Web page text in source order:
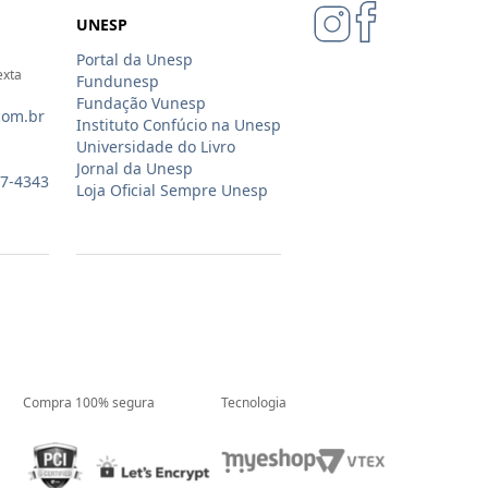
4343
UNESP
Portal da Unesp
Fundunesp
Fundação Vunesp
Instituto Confúcio na Unesp
Universidade do Livro
Jornal da Unesp
Loja Oficial Sempre Unesp
Compra 100% segura Tecnologia